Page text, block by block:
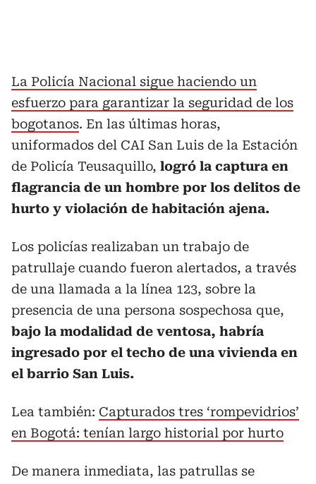
La Policía Nacional sigue haciendo un
esfuerzo para garantizar la seguridad de los
bogotanos. En las últimas horas,
uniformados del CAI San Luis de la Estación
de Policía Teusaquillo, logró la captura en
flagrancia de un hombre por los delitos de
hurto y violación de habitación ajena.
Los policías realizaban un trabajo de
patrullaje cuando fueron alertados, a través
de una llamada a la línea 123, sobre la
presencia de una persona sospechosa que,
bajo la modalidad de ventosa, habría
ingresado por el techo de una vivienda en
el barrio San Luis.
Lea también: Capturados tres ‘rompevidrios’
en Bogotá: tenían largo historial por hurto
De manera inmediata, las patrullas se